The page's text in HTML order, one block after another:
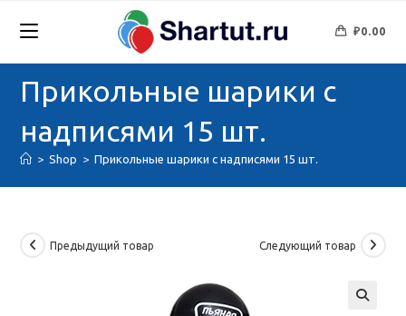
₽0.00
Прикольные шарики с
надписями 15 шт.
> Shop > Прикольные шарики с надписями 15 шт.
Предыдущий товар Следующий товар